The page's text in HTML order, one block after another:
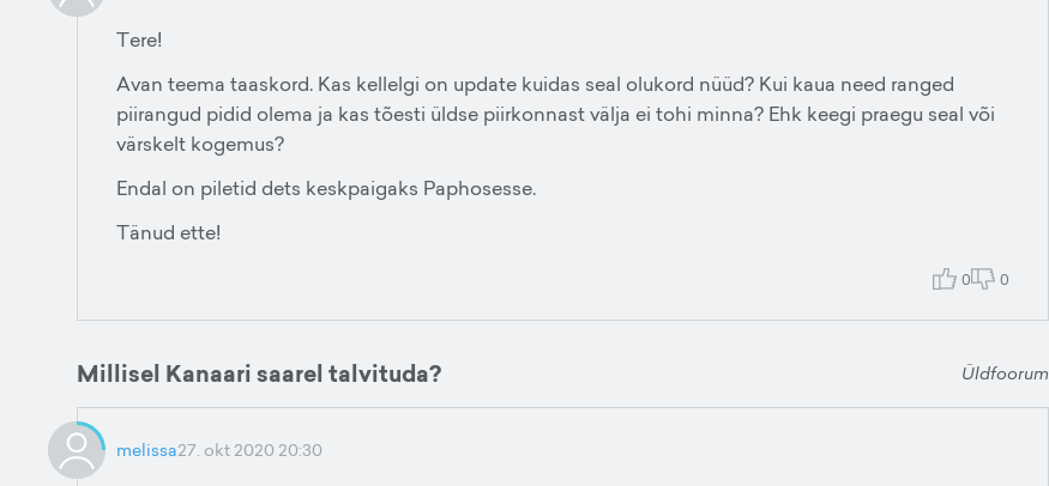
Tere!
Avan teema taaskord. Kas kellelgi on update kuidas seal olukord nüüd? Kui kaua need ranged
piirangud pidid olema ja kas tõesti üldse piirkonnast välja ei tohi minna? Ehk keegi praegu seal või
värskelt kogemus?
Endal on piletid dets keskpaigaks Paphosesse.
Tänud ette!
0 0
Millisel Kanaari saarel talvituda? Üldfoorum
melissa27. okt 2020 20:30